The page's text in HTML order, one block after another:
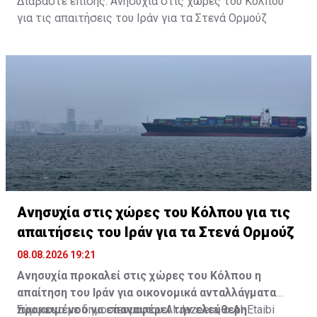
για τις απαιτήσεις του Ιράν για τα Στενά Ορμούζ
Ανησυχία στις χώρες του Κόλπου για τις
απαιτήσεις του Ιράν για τα Στενά Ορμούζ
08.08.2026 19:21
Ανησυχία προκαλεί στις χώρες του Κόλπου η
απαίτηση του Ιράν για οικονομικά ανταλλάγματα
προκειμένου να επαναφέρει την ελεύθερη
Σύμφωνα με δημοσίευμα του Al Jazeera, ο Al-Etaibi